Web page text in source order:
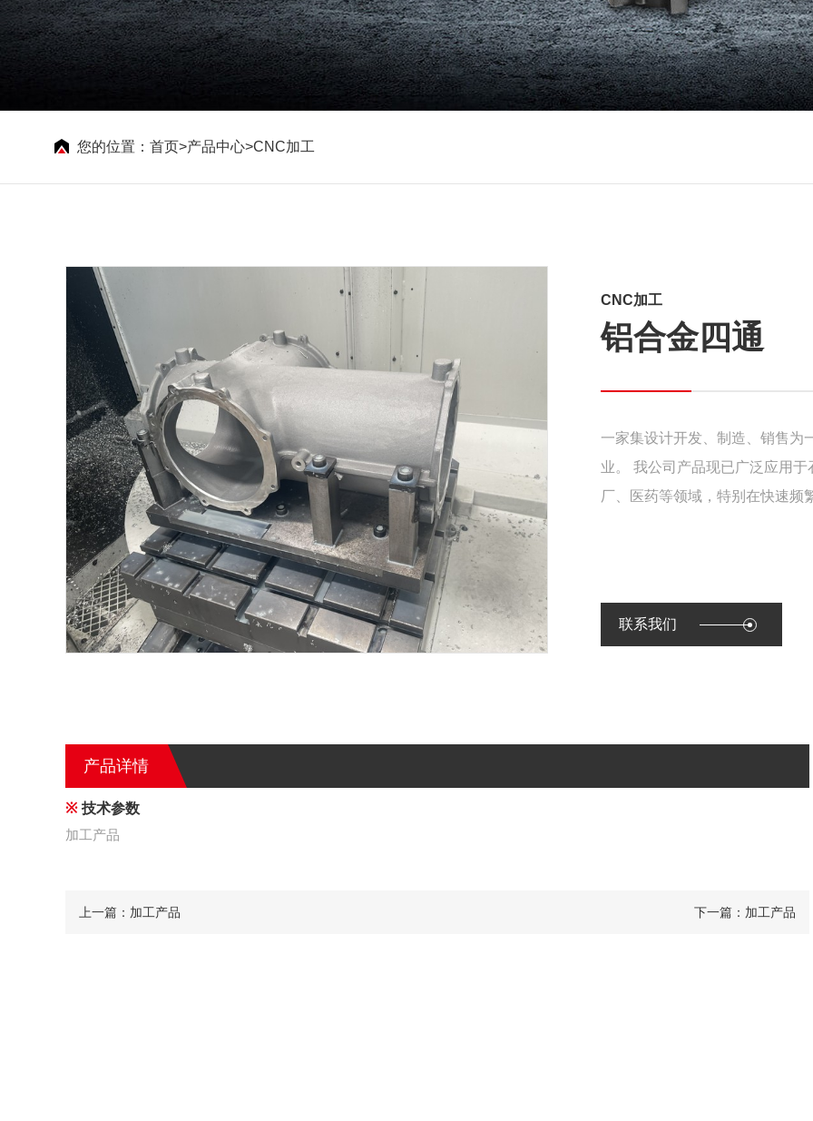
您的位置： 首页>产品中心>CNC加工
CNC加工
铝合金四通
一家集设计开发、制造、销售为
业。 我公司产品现已广泛应用
厂、医药等领域，特别在快速频
联系我们
产品详情
※ 技术参数
加工产品
上一篇： 加工产品 下一篇： 加工产品